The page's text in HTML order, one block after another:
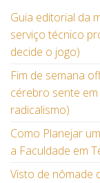
Guia editorial da
serviço técnico
decide o jogo)
Fim de semana
cérebro sente
radicalismo)
Como Planejar
a Faculdade em
Visto de nômade